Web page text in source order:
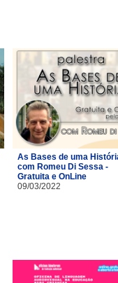
As Bases de uma
com Romeu Di Sessa -
Gratuita e OnLine
09/03/2022